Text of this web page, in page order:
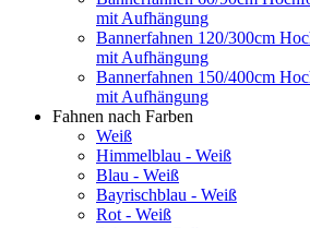
mit Aufhängung
Bannerfahnen 120/300cm
mit Aufhängung
Bannerfahnen 150/400cm
mit Aufhängung
Fahnen nach Farben
Weiß
Himmelblau - Weiß
Blau - Weiß
Bayrischblau - Weiß
Rot - Weiß